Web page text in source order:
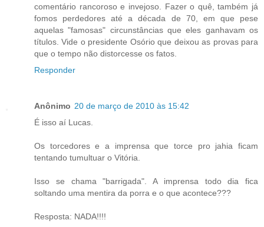
comentário rancoroso e invejoso. Fazer o quê, também já
fomos perdedores até a década de 70, em que pese
aquelas "famosas" circunstâncias que eles ganhavam os
títulos. Vide o presidente Osório que deixou as provas para
que o tempo não distorcesse os fatos.
Responder
Anônimo 20 de março de 2010 às 15:42
É isso aí Lucas.
Os torcedores e a imprensa que torce pro jahia ficam
tentando tumultuar o Vitória.
Isso se chama "barrigada". A imprensa todo dia fica
soltando uma mentira da porra e o que acontece???
Resposta: NADA!!!!